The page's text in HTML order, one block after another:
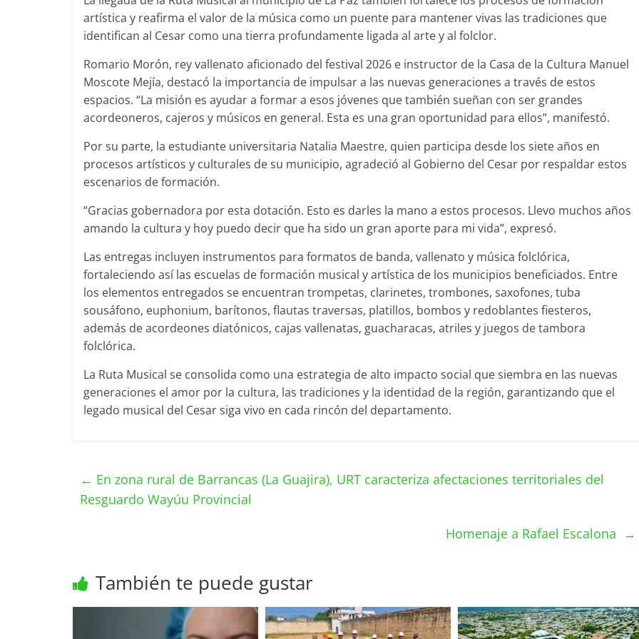
artística y reafirma el valor de la música como un puente para mantener vivas las tradiciones que
identifican al Cesar como una tierra profundamente ligada al arte y al folclor.
Romario Morón, rey vallenato aficionado del festival 2026 e instructor de la Casa de la Cultura Manuel
Moscote Mejía, destacó la importancia de impulsar a las nuevas generaciones a través de estos
espacios. “La misión es ayudar a formar a esos jóvenes que también sueñan con ser grandes
acordeoneros, cajeros y músicos en general. Esta es una gran oportunidad para ellos”, manifestó.
Por su parte, la estudiante universitaria Natalia Maestre, quien participa desde los siete años en
procesos artísticos y culturales de su municipio, agradeció al Gobierno del Cesar por respaldar estos
escenarios de formación.
“Gracias gobernadora por esta dotación. Esto es darles la mano a estos procesos. Llevo muchos años
amando la cultura y hoy puedo decir que ha sido un gran aporte para mi vida”, expresó.
Las entregas incluyen instrumentos para formatos de banda, vallenato y música folclórica,
fortaleciendo así las escuelas de formación musical y artística de los municipios beneficiados. Entre
los elementos entregados se encuentran trompetas, clarinetes, trombones, saxofones, tuba
sousáfono, euphonium, barítonos, flautas traversas, platillos, bombos y redoblantes fiesteros,
además de acordeones diatónicos, cajas vallenatas, guacharacas, atriles y juegos de tambora
folclórica.
La Ruta Musical se consolida como una estrategia de alto impacto social que siembra en las nuevas
generaciones el amor por la cultura, las tradiciones y la identidad de la región, garantizando que el
legado musical del Cesar siga vivo en cada rincón del departamento.
← En zona rural de Barrancas (La Guajira), URT caracteriza afectaciones territoriales del
Resguardo Wayúu Provincial
Homenaje a Rafael Escalona →
También te puede gustar